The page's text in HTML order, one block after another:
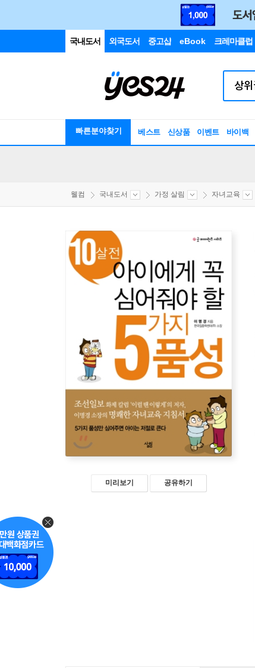
국내도서 외국도서 중고샵 eBook 크레마클럽
빠른분야찾기 베스트 신상품 이벤트 바이백
웰컴 국내도서 가정 살림 자녀교육
미리보기 공유하기